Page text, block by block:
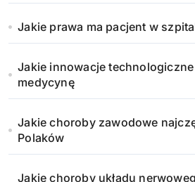
a
n
i
e
w
Jakie prawa ma pacjent w
Jakie innowacje
medycynę
Jakie choroby zawodowe
Polaków
Jakie choroby układu